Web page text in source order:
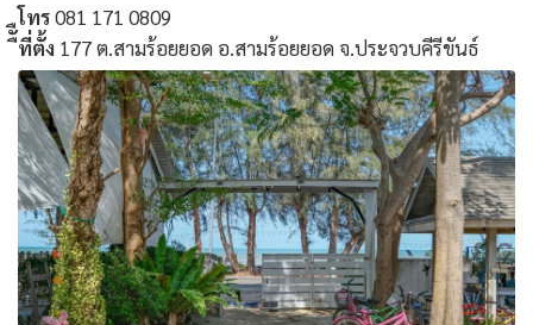
โทร081 171 0809
ืัืที่ตั้ง 177 ต.สามร้อยยอด อ.สามร้อยยอด จ.ประจวบคีรีขันธ์